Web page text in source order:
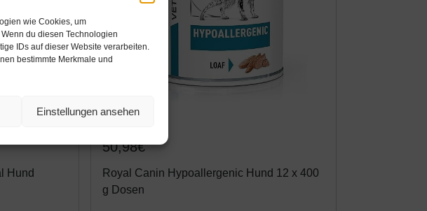
wie Cookies, um
du diesen Technologien
IDs auf dieser Website verarbeiten.
bestimmte Merkmale und
Einstellungen ansehen
Hund
50,98€
Royal Canin Hypoallergenic Hund 12 x 400
g Dosen